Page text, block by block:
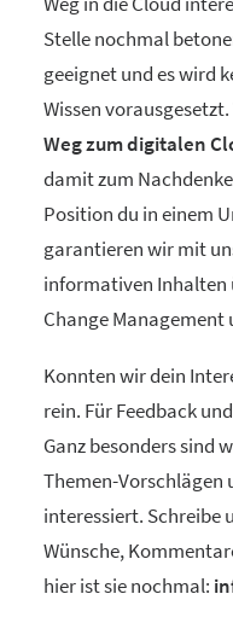
Stelle nochmal
geeignet und es wird
Wissen
Weg zum digitalen
damit zum
Position du in einem
garantieren wir mit
informativen Inhalten
Change Management
Konnten wir dein
rein. Für Feedback
Ganz besonders sind
Themen-Vorschlägen
interessiert. Schreibe
Wünsche,
hier ist sie nochmal: